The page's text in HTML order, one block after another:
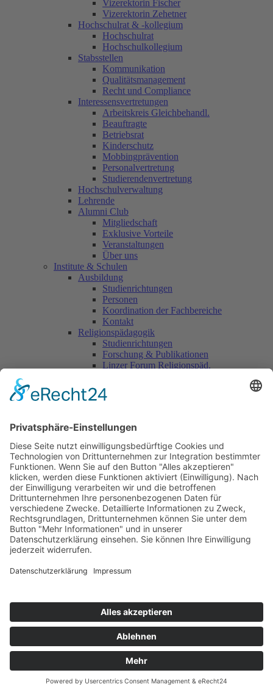
Vizerektorin Fischer
Vizerektorin Zehetner
Hochschulrat & -kollegium
Hochschulrat
Hochschulkollegium
Stabsstellen
Kommunikation
Qualitätsmanagement
Recht und Compliance
Interessensvertretungen
Arbeitskreis Gleichbehandl.
Beauftragte
Betriebsrat
Kinderschutz
Mobbingprävention
Personalvertretung
Studierendenvertretung
Hochschulverwaltung
Lehrende
Alumni Club
Mitgliedschaft
Exklusive Vorteile
Veranstaltungen
Über uns
Institute & Schulen
Ausbildung
Studienrichtungen
Personen
Koordination der Fachbereiche
Kontakt
Religionspädagogik
Studienrichtungen
Forschung & Publikationen
Linzer Forum Religionspäd.
Fortbildung
Fortbildung
Kontakt
Medienbildung
Bildungsangebote
Projekte
IT- und Webservices
Medienwerkstatt
Personen
Kontakt
Wissenschaftstransfer
Personen
Kontakt
Internationaler wissenschaftlicher Beirat
Praxismittelschule
Beratungszentrum
Beratungsangebote
Aktuelle Angebote
Nachlese
Veranstaltungen
Veröffentlichungen